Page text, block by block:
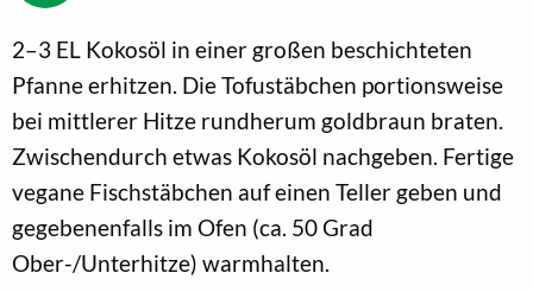
2–3 EL Kokosöl in einer großen beschichteten
Pfanne erhitzen. Die Tofustäbchen portionsweise
bei mittlerer Hitze rundherum goldbraun braten.
Zwischendurch etwas Kokosöl nachgeben. Fertige
vegane Fischstäbchen auf einen Teller geben und
gegebenenfalls im Ofen (ca. 50 Grad
Ober-/Unterhitze) warmhalten.